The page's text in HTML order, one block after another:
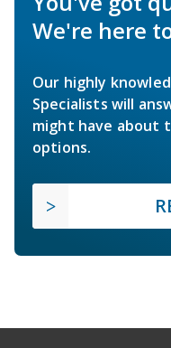
We're here
Our highly
Specialists will
might have about
options.